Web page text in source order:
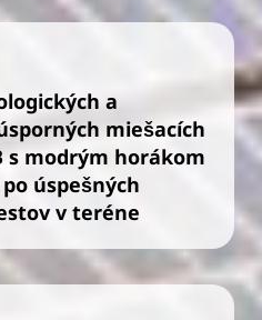
a
miešacích
s modrým horákom
úspešných
v teréne